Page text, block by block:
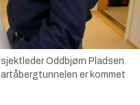
Oddbjørn Pladsen.
er kommet